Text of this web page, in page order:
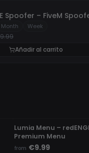
Spoofer – FiveM
Month Week
Añadir al carrito
Lumia Menu –
Premium Menu
from €9.99